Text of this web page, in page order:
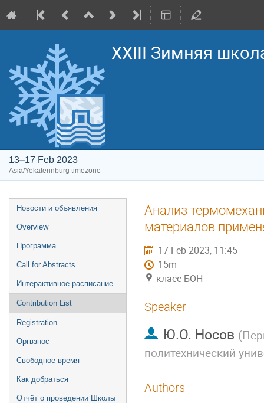
XXIII Зимняя
13–17 Feb 2023
Asia/Yekaterinburg timezone
Event
menu
Новости и объявления
Overview
Программа
Call for Abstracts
Интерактивное расписание
Contribution List
Registration
Оргвзнос
Свободное время
Как добраться
Отчёт о проведении Школы
Анализ
материалов
17 Feb 2023, 11:45
15m
класс БОН
Speaker
Ю.О. Носов (
политехнический
Authors